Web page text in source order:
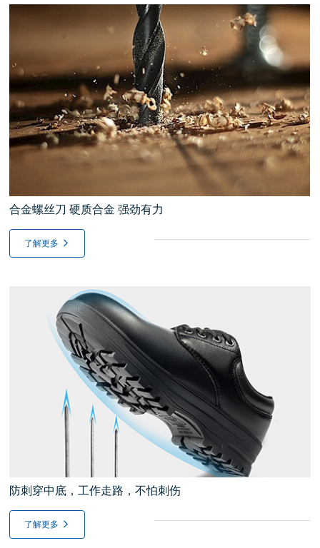
合金螺丝刀 硬质合金 强劲有力
了解更多
防刺穿中底，工作走路，不怕刺伤
了解更多